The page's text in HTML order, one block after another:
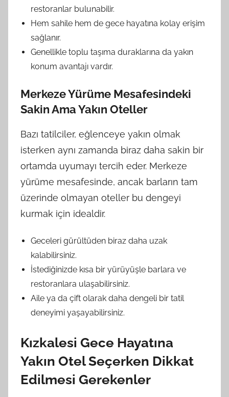
restoranlar bulunabilir.
Hem sahile hem de gece hayatına kolay erişim
sağlanır.
Genellikle toplu taşıma duraklarına da yakın
konum avantajı vardır.
Merkeze Yürüme Mesafesindeki
Sakin Ama Yakın Oteller
Bazı tatilciler, eğlenceye yakın olmak
isterken aynı zamanda biraz daha sakin bir
ortamda uyumayı tercih eder. Merkeze
yürüme mesafesinde, ancak barların tam
üzerinde olmayan oteller bu dengeyi
kurmak için idealdir.
Geceleri gürültüden biraz daha uzak
kalabilirsiniz.
İstediğinizde kısa bir yürüyüşle barlara ve
restoranlara ulaşabilirsiniz.
Aile ya da çift olarak daha dengeli bir tatil
deneyimi yaşayabilirsiniz.
Kızkalesi Gece Hayatına
Yakın Otel Seçerken Dikkat
Edilmesi Gerekenler